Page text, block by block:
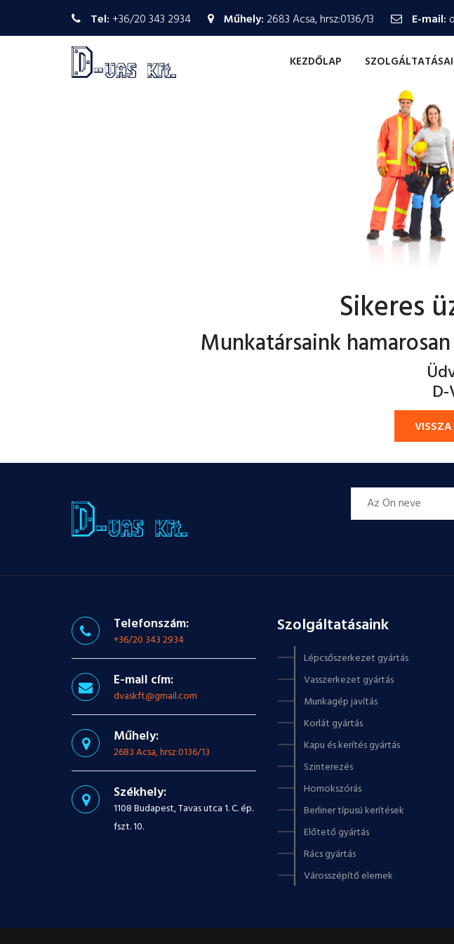
Tel: +36/20 343 2934 Műhely:2683 Acsa, hrsz:0136/13 E-mail:
KEZDŐLAP
Sikeres
Munkatársaink
Telefonszám:
+36/20 343 2934
E-mail cím:
dvaskft@gmail.com
Műhely:
2683 Acsa, hrsz:0136/13
Székhely:
1108 Budapest, Tavas utca 1. C. ép.
fszt. 10.
Szolgáltatásaink
Lépcsőszerkezet gyártás
Vasszerkezet gyártás
Munkagép javítás
Korlát gyártás
Kapu és kerítés gyártás
Szinterezés
Homokszórás
Berliner típusú kerítések
Előtető gyártás
Rács gyártás
Városszépítő elemek